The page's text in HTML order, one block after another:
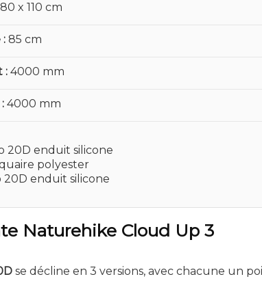
x 110 cm
85 cm
4000 mm
4000 mm
20D enduit silicone
polyester
20D enduit silicone
Naturehike Cloud Up 3
se décline en 3 versions, avec chacune un